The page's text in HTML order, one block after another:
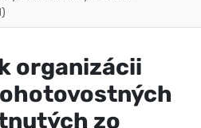
organizácii
zo